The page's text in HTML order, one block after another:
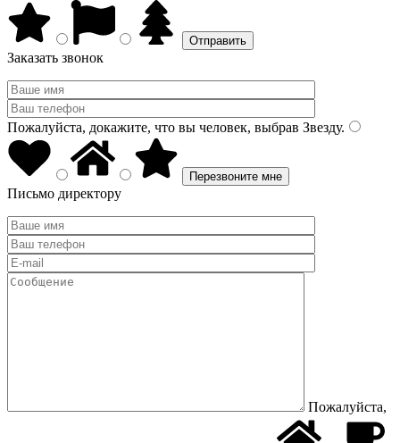
Заказать звонок
Пожалуйста, докажите, что вы человек, выбрав Звезду.
Письмо директору
Пожалуйста,